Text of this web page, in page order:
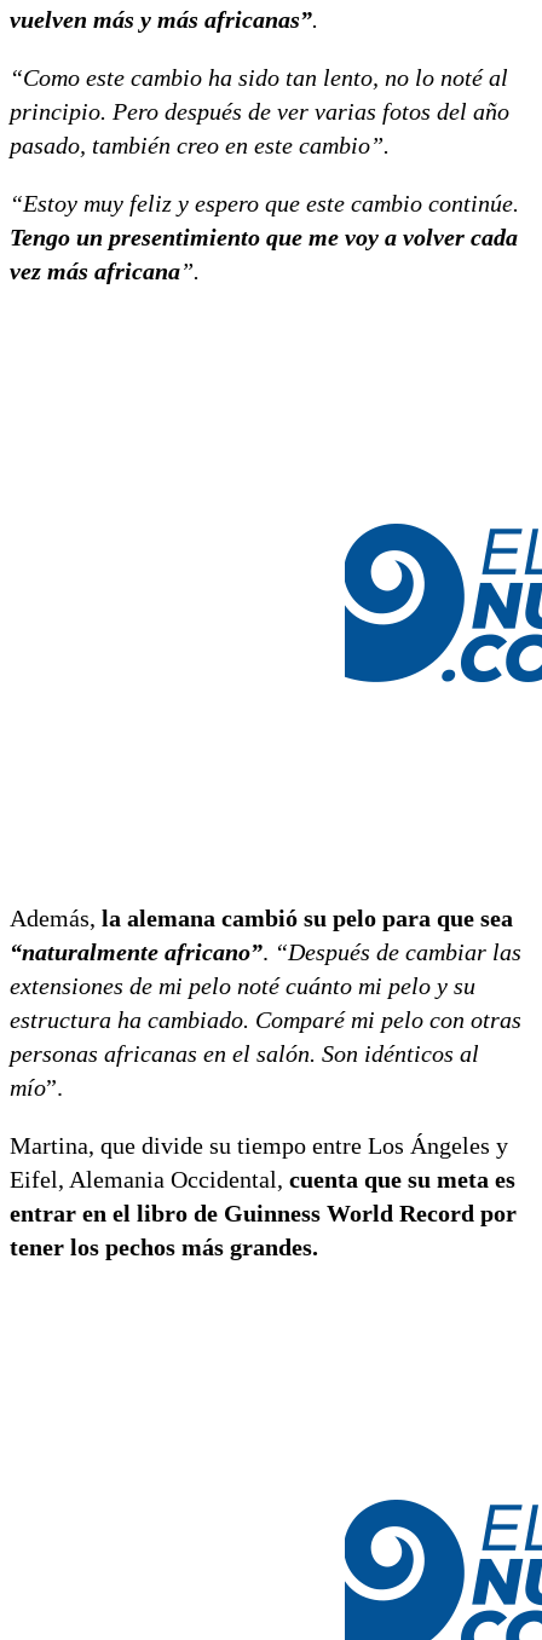
vuelven más y más africanas”.
“Como este cambio ha sido tan lento, no lo noté al
principio. Pero después de ver varias fotos del año
pasado, también creo en este cambio”.
“Estoy muy feliz y espero que este cambio continúe.
Tengo un presentimiento que me voy a volver cada
vez más africana”.
Además, la alemana cambió su pelo para que sea
“naturalmente africano”. “Después de cambiar las
extensiones de mi pelo noté cuánto mi pelo y su
estructura ha cambiado. Comparé mi pelo con otras
personas africanas en el salón. Son idénticos al
mío”.
Martina, que divide su tiempo entre Los Ángeles y
Eifel, Alemania Occidental, cuenta que su meta es
entrar en el libro de Guinness World Record por
tener los pechos más grandes.